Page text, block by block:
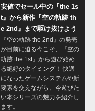
安値でセール中の『the 1s
t』から新作『空の軌跡 th
e 2nd』まで駆け抜けよう
『空の軌跡 the 2nd』の発売
が目前に迫る今こそ、『空の
軌跡 the 1st』から遊び始め
る絶好のタイミング！ 快適
になったゲームシステムや新
要素を交えながら、今遊びた
い本シリーズの魅力を紹介し
ます。